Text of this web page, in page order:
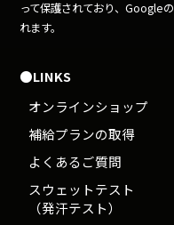
って保護されており、Googleの
れます。
●LINKS
オンラインショップ
補給プランの取得
よくあるご質問
スウェットテスト
（発汗テスト）